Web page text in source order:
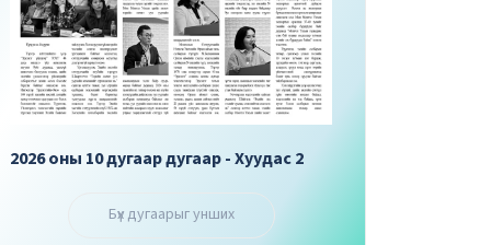
2026 оны 10 дугаар дугаар - Хуудас 2
Бүх дугаарыг унших